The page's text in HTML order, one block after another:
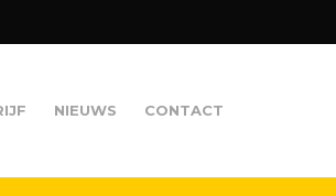
NIEUWS CONTACT